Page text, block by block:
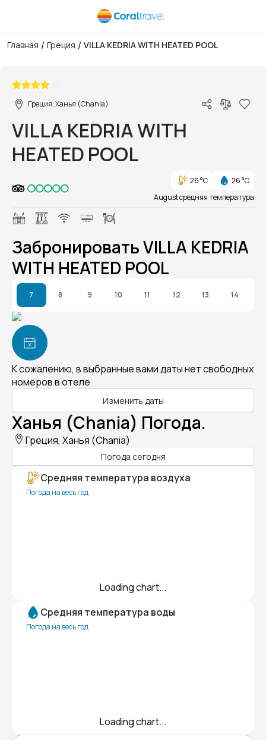
Главная / Греция / VILLA KEDRIA WITH HEATED POOL
Греция, Ханья (Chania)
VILLA KEDRIA WITH
HEATED POOL
26 °C
26 °C
August средняя температура
Забронировать VILLA KEDRIA
WITH HEATED POOL
7 8 9 10 11 12 13 14
К сожалению, в выбранные вами даты нет свободных
номеров в отеле
Изменить даты
Ханья (Chania) Погода.
Греция, Ханья (Chania)
Погода сегодня
Средняя температура воздуха
Погода на весь год
Loading chart...
Средняя температура воды
Погода на весь год
Loading chart...